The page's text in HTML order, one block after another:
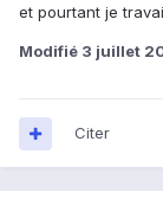
et pourtant je
Modifié 3 juillet
Citer